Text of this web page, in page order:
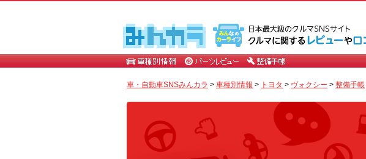
車・自動車SNSみんカラ > 車種別情報 > トヨタ > ヴォクシー > 整備手帳